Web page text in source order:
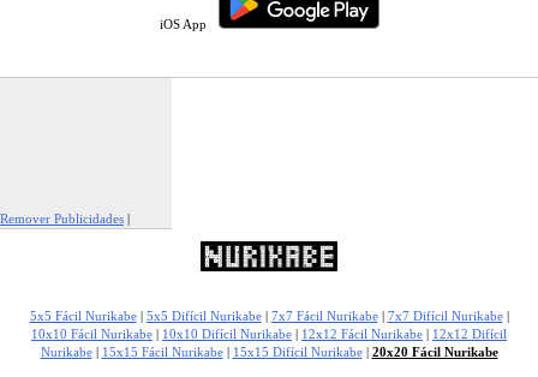
iOS App
Remover Publicidades |
5x5 Fácil Nurikabe| 5x5 Difícil Nurikabe| 7x7 Fácil Nurikabe| 7x7 Difícil Nurikabe|
10x10 Fácil Nurikabe | 10x10 Difícil Nurikabe | 12x12 Fácil Nurikabe | 12x12 Difícil
Nurikabe| 15x15 Fácil Nurikabe| 15x15 Difícil Nurikabe| 20x20 Fácil Nurikabe